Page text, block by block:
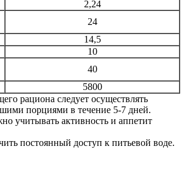
2,24
24
14,5
10
40
5800
рациона следует осуществлять
порциями в течение 5-7 дней.
учитывать активность и аппетит
постоянный доступ к питьевой воде.